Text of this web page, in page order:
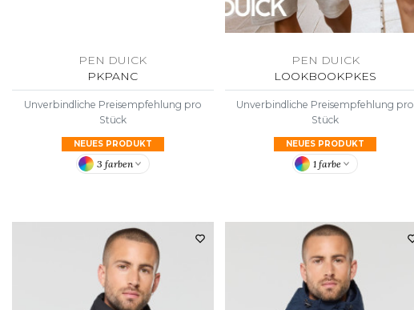
PEN DUICK
PKPANC
Unverbindliche Preisempfehlung pro
Stück
NEUES PRODUKT
3 farben
PEN DUICK
LOOKBOOKPKES
Unverbindliche Preisempfehlung pro
Stück
NEUES PRODUKT
1 farbe